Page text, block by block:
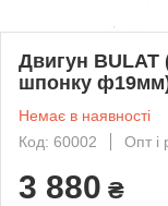
Двигун BULAT
шпонку
Немає в наявності
Код: 60002
Опт і
3 880 ₴